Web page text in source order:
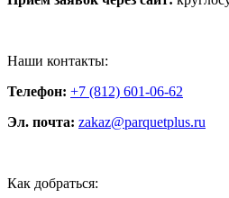
Наши контакты:
Телефон: +7 (812) 601-06-62
Эл. почта: zakaz@parquetplus.ru
Как добраться: